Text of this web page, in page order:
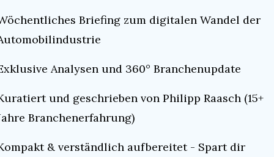
Briefing zum digitalen Wandel der
Analysen und 360° Branchenupdate
und geschrieben von Philipp Raasch (15+
Branchenerfahrung)
& verständlich aufbereitet - Spart dir